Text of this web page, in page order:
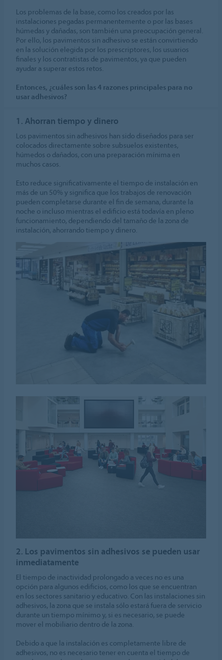
Los problemas de la base, como los creados por las
instalaciones pegadas permanentemente o por las bases
húmedas y dañadas, son también una preocupación general.
Por ello, los pavimentos sin adhesivo se están convirtiendo
en la solución elegida por los prescriptores, los usuarios
finales y los contratistas de pavimentos, ya que pueden
ayudar a superar estos retos.
Entonces, ¿cuáles son las 4 razones principales para no
usar adhesivos?
1. Ahorran tiempo y dinero
Los pavimentos sin adhesivos han sido diseñados para ser
colocados directamente sobre subsuelos existentes,
húmedos o dañados, con una preparación mínima en
muchos casos.
Esto reduce significativamente el tiempo de instalación en
más de un 50% y significa que los trabajos de renovación
pueden completarse durante el fin de semana, durante la
noche o incluso mientras el edificio está todavía en pleno
funcionamiento, dependiendo del tamaño de la zona de
instalación, ahorrando tiempo y dinero.
2. Los pavimentos sin adhesivos se pueden usar
inmediatamente
El tiempo de inactividad prolongado a veces no es una
opción para algunos edificios, como los que se encuentran
en los sectores sanitario y educativo. Con las instalaciones sin
adhesivos, la zona que se instala sólo estará fuera de servicio
durante un tiempo mínimo y, si es necesario, se puede
mover el mobiliario dentro de la zona.
Debido a que la instalación es completamente libre de
adhesivos, no es necesario tener en cuenta el tiempo de